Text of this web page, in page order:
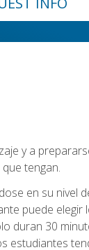
y a
tengan.
en su nivel
puede elegir
duran 30
estudiantes